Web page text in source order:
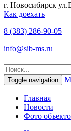
г. Новосибирск
Как доехать
8 (383) 286-90-05
info@sib-ms.ru
Toggle navigation
Главная
Новости
Фото